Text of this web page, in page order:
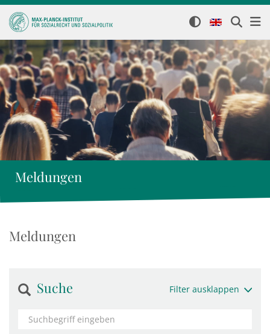
Meldungen
Meldungen
Suche Filter ausklappen